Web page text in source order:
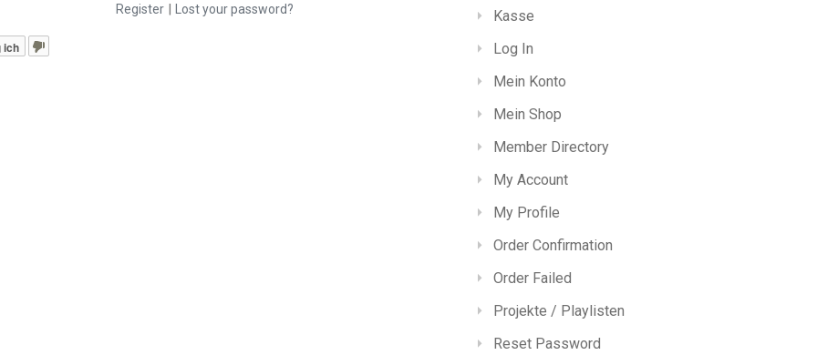
Register| Lost your password?
ich
Kasse
Log In
Mein Konto
Mein Shop
Member Directory
My Account
My Profile
Order Confirmation
Order Failed
Projekte / Playlisten
Reset Password